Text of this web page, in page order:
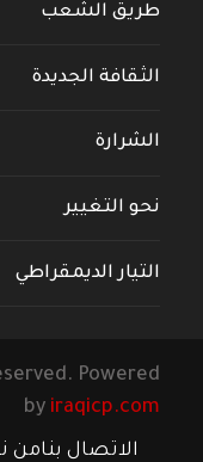
طريق الشعب
الثقافة الجديدة
الشرارة
نحو التغيير
التيار الديمقراطي
Powered
by iraqicp.com
الاتصال بنامن